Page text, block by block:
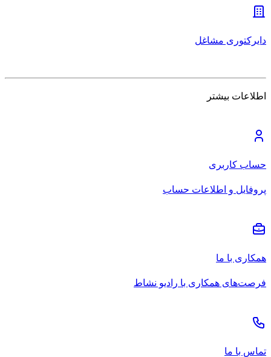
دایرکتوری مشاغل
اطلاعات بیشتر
حساب کاربری
پروفایل و اطلاعات حساب
همکاری با ما
فرصت‌های همکاری با رادیو نشاط
تماس با ما